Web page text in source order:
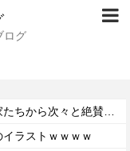
ログ
ラストｗｗｗｗ